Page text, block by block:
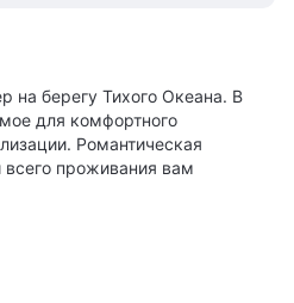
на берегу Тихого Океана. В
для комфортного
Романтическая
всего проживания вам